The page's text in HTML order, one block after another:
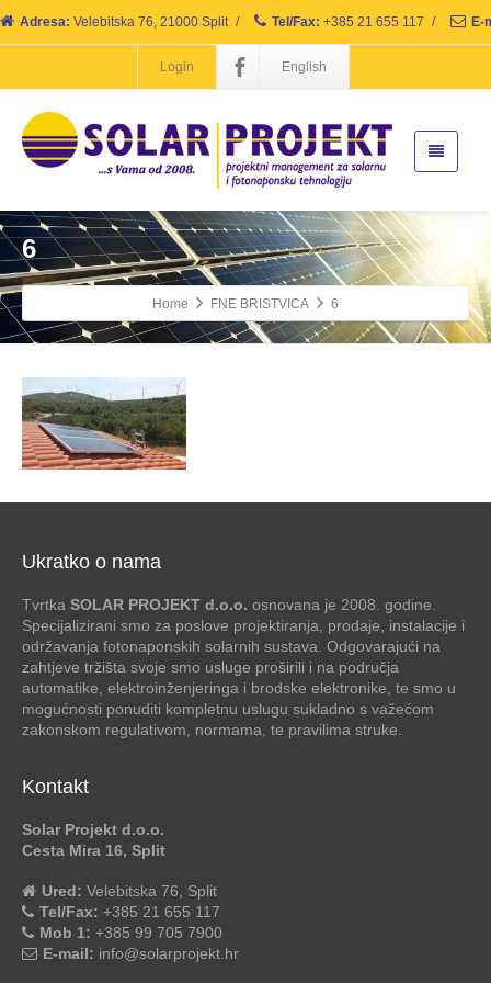
Adresa: Velebitska 76, 21000 Split / Tel/Fax: +385 21 655 117 / E-
Login English
6
Home FNE BRISTVICA 6
Ukratko o nama
Tvrtka SOLAR PROJEKT d.o.o. osnovana je 2008. godine.
Specijalizirani smo za poslove projektiranja, prodaje, instalacije i
održavanja fotonaponskih solarnih sustava. Odgovarajući na
zahtjeve tržišta svoje smo usluge proširili i na područja
automatike, elektroinženjeringa i brodske elektronike, te smo u
mogućnosti ponuditi kompletnu uslugu sukladno s važećom
zakonskom regulativom, normama, te pravilima struke.
Kontakt
Solar Projekt d.o.o.
Cesta Mira 16, Split
Ured: Velebitska 76, Split
Tel/Fax: +385 21 655 117
Mob 1: +385 99 705 7900
E-mail: info@solarprojekt.hr